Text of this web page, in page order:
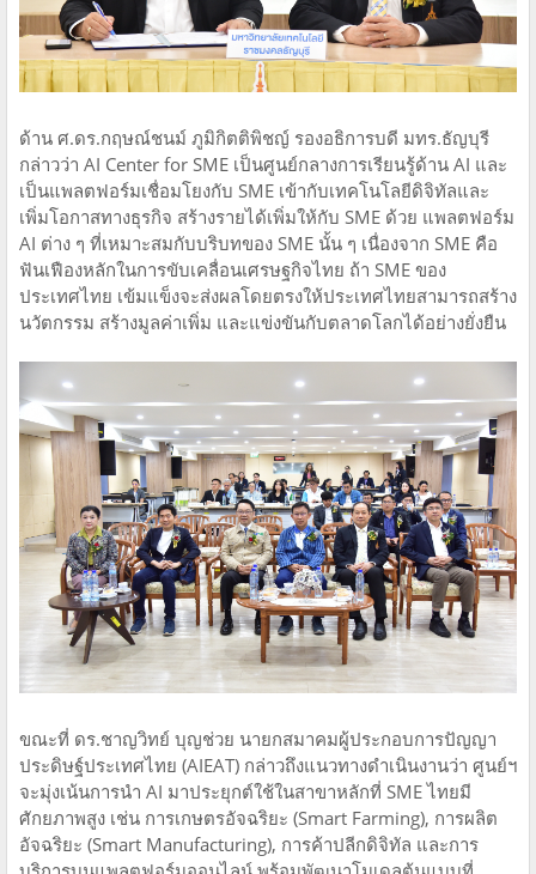
ด้าน ศ.ดร.กฤษณ์ชนม์ ภูมิกิตติพิชญ์ รองอธิการบดี มทร.ธัญบุรี
กล่าวว่า AI Center for SME เป็นศูนย์กลางการเรียนรู้ด้าน AI และ
เป็นแพลตฟอร์มเชื่อมโยงกับ SME เข้ากับเทคโนโลยีดิจิทัลและ
เพิ่มโอกาสทางธุรกิจ สร้างรายได้เพิ่มให้กับ SME ด้วย แพลตฟอร์ม
AI ต่าง ๆ ที่เหมาะสมกับบริบทของ SME นั้น ๆ เนื่องจาก SME คือ
ฟันเฟืองหลักในการขับเคลื่อนเศรษฐกิจไทย ถ้า SME ของ
ประเทศไทย เข้มแข็งจะส่งผลโดยตรงให้ประเทศไทยสามารถสร้าง
นวัตกรรม สร้างมูลค่าเพิ่ม และแข่งขันกับตลาดโลกได้อย่างยั่งยืน
ขณะที่ ดร.ชาญวิทย์ บุญช่วย นายกสมาคมผู้ประกอบการปัญญา
ประดิษฐ์ประเทศไทย (AIEAT) กล่าวถึงแนวทางดำเนินงานว่า ศูนย์ฯ
จะมุ่งเน้นการนำ AI มาประยุกต์ใช้ในสาขาหลักที่ SME ไทยมี
ศักยภาพสูง เช่น การเกษตรอัจฉริยะ (Smart Farming), การผลิต
อัจฉริยะ (Smart Manufacturing), การค้าปลีกดิจิทัล และการ